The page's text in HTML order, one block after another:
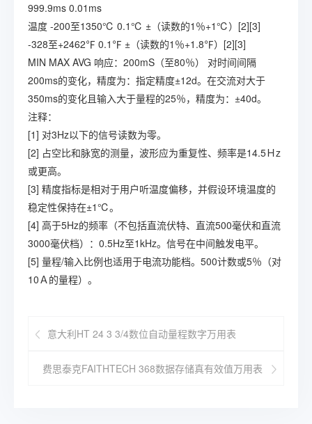
999.9ms 0.01ms
温度 -200至1350℃ 0.1℃ ±（读数的1％+1℃）[2][3]
-328至+2462℉ 0.1℉ ±（读数的1％+1.8℉）[2][3]
MIN MAX AVG 响应：200mS（至80％）
对时间间隔
200ms的变化，精度为：指定精度±12d。在交流对大于
350ms的变化且输入大于量程的25％，精度为：±40d。
注释：
[1] 对3Hz以下的信号读数为零。
[2] 占空比和脉宽的测量，波形应为重复性、频率是14.5Ｈz
或更高。
[3] 精度指标是相对于用户听温度偏移，并假设环境温度的
稳定性保持在±1℃。
[4] 高于5Hz的频率（不包括直流伏特、直流500毫伏和直流
3000毫伏档）：0.5Hz至1kHz。信号在中间触发电平。
[5] 量程/输入比例也适用于电流功能档。500计数或5％（对
10Ａ的量程）。
意大利HT 24 3 3/4数位自动量程数字万用表
费思泰克FAITHTECH 368数据存储真有效值万用表